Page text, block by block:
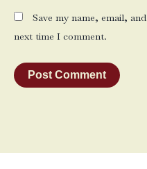
Save my name, email,
next time I comment.